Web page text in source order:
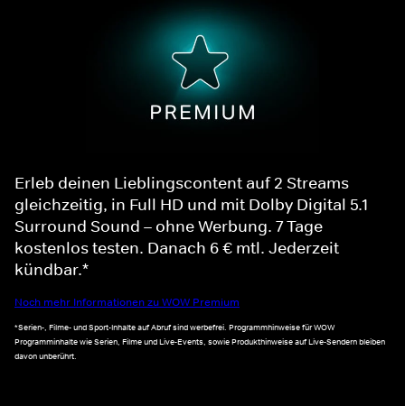
Erleb deinen Lieblingscontent auf 2 Streams
gleichzeitig, in Full HD und mit Dolby Digital 5.1
Surround Sound – ohne Werbung. 7 Tage
kostenlos testen. Danach 6 € mtl. Jederzeit
kündbar.*
Noch mehr Informationen zu WOW Premium
*Serien-, Filme- und Sport-Inhalte auf Abruf sind werbefrei. Programmhinweise für WOW
Programminhalte wie Serien, Filme und Live-Events, sowie Produkthinweise auf Live-Sendern bleiben
davon unberührt.